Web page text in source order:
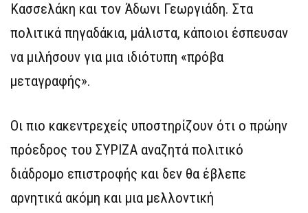
Κασσελάκη και τον Άδωνι Γεωργιάδη. Στα
πολιτικά πηγαδάκια, μάλιστα, κάποιοι έσπευσαν
να μιλήσουν για μια ιδιότυπη «πρόβα
μεταγραφής».
Οι πιο κακεντρεχείς υποστηρίζουν ότι ο πρώην
πρόεδρος του ΣΥΡΙΖΑ αναζητά πολιτικό
διάδρομο επιστροφής και δεν θα έβλεπε
αρνητικά ακόμη και μια μελλοντική